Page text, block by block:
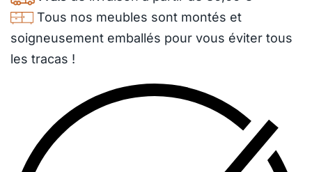
Tous nos meubles sont montés et
soigneusement emballés pour vous éviter tous
les tracas !